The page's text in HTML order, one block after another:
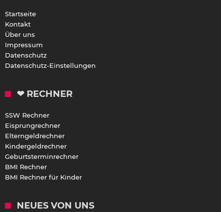
Startseite
Kontakt
Über uns
Impressum
Datenschutz
Datenschutz-Einstellungen
❤ RECHNER
SSW Rechner
Eisprungrechner
Elterngeldrechner
Kindergeldrechner
Geburtsterminrechner
BMI Rechner
BMI Rechner für Kinder
NEUES VON UNS